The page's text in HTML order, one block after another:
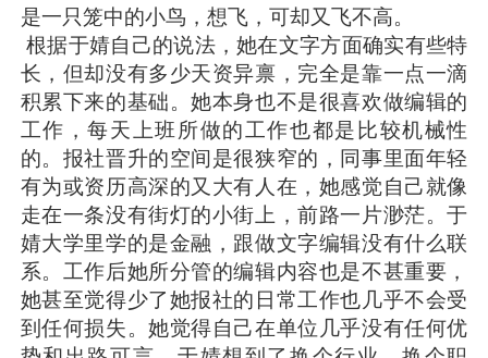
是一只笼中的小鸟，想飞，可却又飞不高。
根据于婧自己的说法，她在文字方面确实有些特
长，但却没有多少天资异禀，完全是靠一点一滴
积累下来的基础。她本身也不是很喜欢做编辑的
工作，每天上班所做的工作也都是比较机械性
的。报社晋升的空间是很狭窄的，同事里面年轻
有为或资历高深的又大有人在，她感觉自己就像
走在一条没有街灯的小街上，前路一片渺茫。于
婧大学里学的是金融，跟做文字编辑没有什么联
系。工作后她所分管的编辑内容也是不甚重要，
她甚至觉得少了她报社的日常工作也几乎不会受
到任何损失。她觉得自己在单位几乎没有任何优